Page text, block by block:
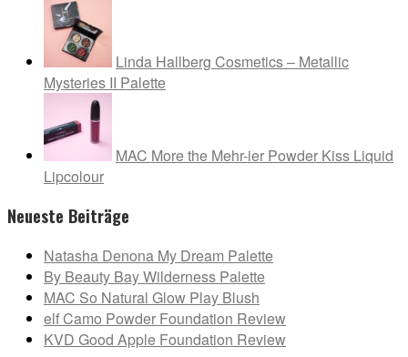
Linda Hallberg Cosmetics – Metallic
Mysteries II Palette
MAC More the Mehr-ier Powder Kiss Liquid
Lipcolour
Neueste Beiträge
Natasha Denona My Dream Palette
By Beauty Bay Wilderness Palette
MAC So Natural Glow Play Blush
elf Camo Powder Foundation Review
KVD Good Apple Foundation Review